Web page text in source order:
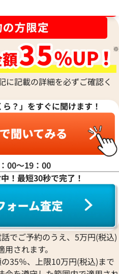
に記載の詳細を必ずご確認く
ら？」をすぐに聞けます！
00〜19：00
！最短30秒で完了！
でご予約のうえ、5万円(税込)
されます。
35％、上限10万円(税込)まで